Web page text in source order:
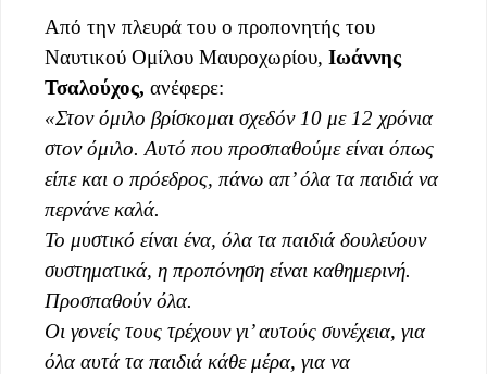
Από την πλευρά του ο προπονητής του
Ναυτικού Ομίλου Μαυροχωρίου, Ιωάννης
Τσαλούχος, ανέφερε:
«Στον όμιλο βρίσκομαι σχεδόν 10 με 12 χρόνια
στον όμιλο. Αυτό που προσπαθούμε είναι όπως
είπε και ο πρόεδρος, πάνω απ’ όλα τα παιδιά να
περνάνε καλά.
Το μυστικό είναι ένα, όλα τα παιδιά δουλεύουν
συστηματικά, η προπόνηση είναι καθημερινή.
Προσπαθούν όλα.
Οι γονείς τους τρέχουν γι’ αυτούς συνέχεια, για
όλα αυτά τα παιδιά κάθε μέρα, για να